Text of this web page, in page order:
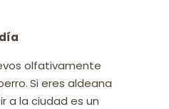
olfativamente
Si eres aldeana
a la ciudad es un